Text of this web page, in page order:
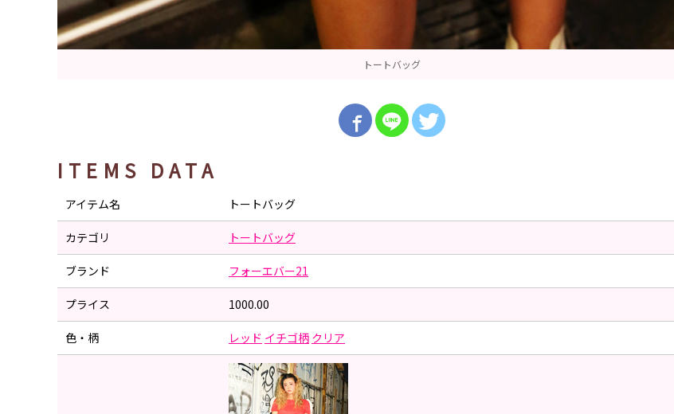
トートバッグ
ITEMS DATA
アイテム名 トートバッグ
カテゴリ トートバッグ
ブランド フォーエバー21
プライス 1000.00
色・柄 レッド イチゴ柄 クリア